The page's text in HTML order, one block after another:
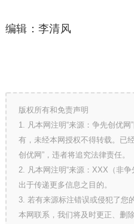
编辑：李清风
版权所有和免责声明
1. 凡本网注明“来源：争先创优
有，未经本网授权不得转载。已
创优网”，违者将追究法律责任。
2. 凡本网注明“来源：XXX（非
出于传递更多信息之目的。
3. 若有来源标注错误或侵犯了您
本网联系，我们将及时更正、删除